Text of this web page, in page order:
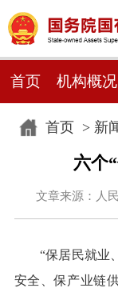
首页 机构概况
首页> 新
六个
文章来源：人
“保居民就业
安全、保产业链